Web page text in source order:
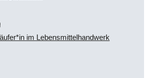
im Lebensmittelhandwerk